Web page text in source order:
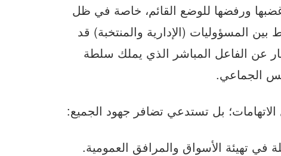
ورفضها للوضع القائم، خاصة في ظل
المسؤوليات (الإدارية والمنتخبة) قد
عن الفاعل المباشر الذي يملك سلطة
الجماعي.
بل تستدعي تضافر جهود الجميع:
في تهيئة الأسواق والمرافق العمومية.